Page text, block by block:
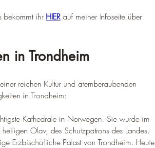
bekommt ihr HIER auf meiner Infoseite über
in Trondheim
reichen Kultur und atemberaubenden
in Trondheim:
Kathedrale in Norwegen. Sie wurde im
Olav, des Schutzpatrons des Landes.
Erzbischöfliche Palast von Trondheim. Heute